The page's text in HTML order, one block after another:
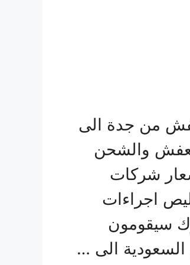
من جدة الى
والشحن
شركات
اجراءات
سيقومون
السعودية الى …